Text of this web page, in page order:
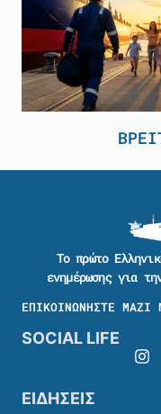
Το πρώτο
ενημέρωσης για
ΕΠΙΚΟΙΝΩΝΗΣΤΕ
SOCIAL LIFE
ΕΙΔΗΣΕΙΣ